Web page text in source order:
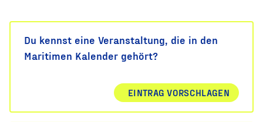
Du kennst eine Veranstaltung, die in den
Maritimen Kalender gehört?
EINTRAG VORSCHLAGEN